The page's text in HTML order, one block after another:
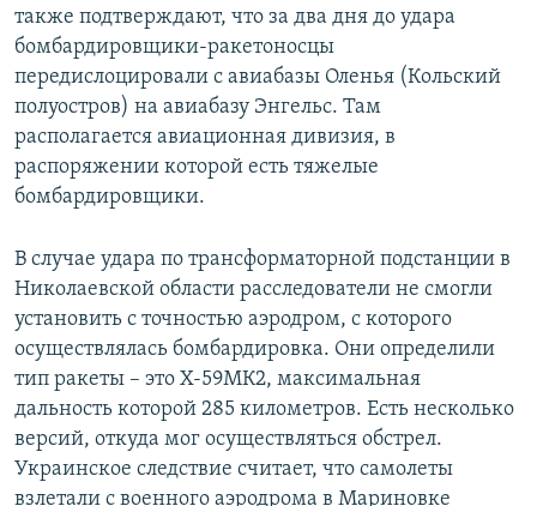
также подтверждают, что за два дня до удара
бомбардировщики-ракетоносцы
передислоцировали с авиабазы Оленья (Кольский
полуостров) на авиабазу Энгельс. Там
располагается авиационная дивизия, в
распоряжении которой есть тяжелые
бомбардировщики.
В случае удара по трансформаторной подстанции в
Николаевской области расследователи не смогли
установить с точностью аэродром, с которого
осуществлялась бомбардировка. Они определили
тип ракеты – это Х-59МК2, максимальная
дальность которой 285 километров. Есть несколько
версий, откуда мог осуществляться обстрел.
Украинское следствие считает, что самолеты
взлетали с военного аэродрома в Мариновке